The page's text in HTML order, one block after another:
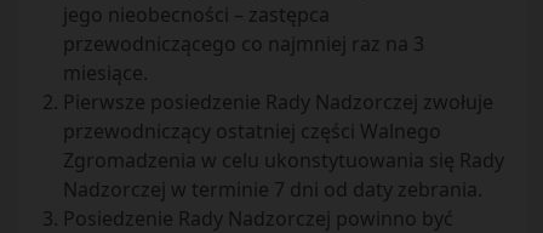
jego nieobecności – zastępca
przewodniczącego co najmniej raz na 3
miesiące.
Pierwsze posiedzenie Rady Nadzorczej zwołuje
przewodniczący ostatniej części Walnego
Zgromadzenia w celu ukonstytuowania się Rady
Nadzorczej w terminie 7 dni od daty zebrania.
Posiedzenie Rady Nadzorczej powinno być